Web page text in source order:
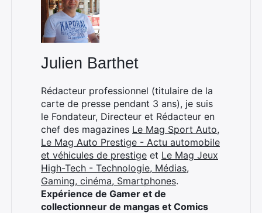
Julien Barthet
Rédacteur professionnel (titulaire de la
carte de presse pendant 3 ans), je suis
le Fondateur, Directeur et Rédacteur en
chef des magazines Le Mag Sport Auto,
Le Mag Auto Prestige - Actu automobile
et véhicules de prestige et Le Mag Jeux
High-Tech - Technologie, Médias,
Gaming, cinéma, Smartphones.
Expérience de Gamer et de
collectionneur de mangas et Comics